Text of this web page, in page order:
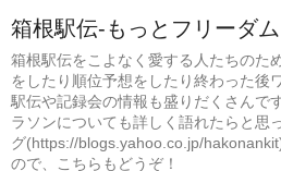
箱根駅伝-もっとフリーダ
箱根駅伝をこよなく愛する人たちのた
をしたり順位予想をしたり終わった後
駅伝や記録会の情報も盛りだくさんで
ラソンについても詳しく語れたらと思
グ(https://blogs.yahoo.co.jp/
ので、こちらもどうぞ！